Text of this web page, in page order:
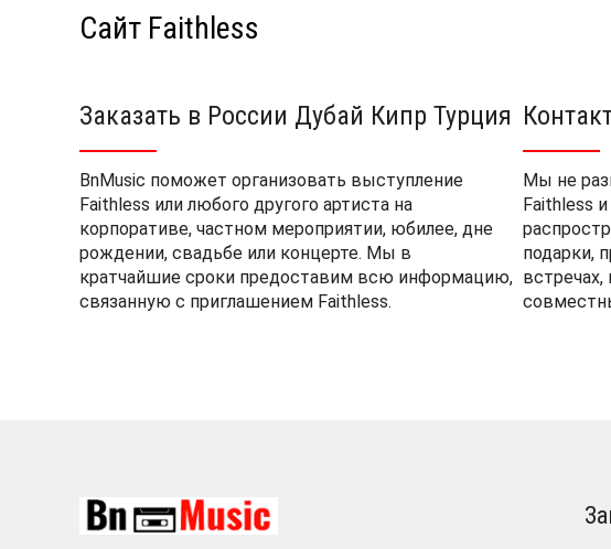
Сайт Faithless
Заказать в России Дубай Кипр Турция
BnMusic поможет организовать выступление
Faithless или любого другого артиста на
корпоративе, частном мероприятии, юбилее, дне
рождении, свадьбе или концерте. Мы в
кратчайшие сроки предоставим всю информацию,
связанную с приглашением Faithless.
Мы не
Faithless
подарки,
встречах,